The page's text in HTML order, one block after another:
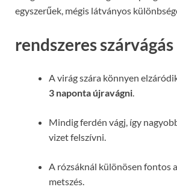
egyszerűek, mégis látványos
rendszeres szárvágás
A virág szára könnyen
3 naponta újravágni
Mindig ferdén vágj, így
vizet felszívni.
A rózsáknál különösen fontos
metszés.